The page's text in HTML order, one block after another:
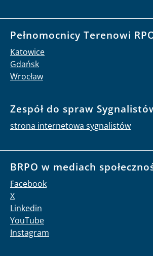
Pełnomocnicy Terenowi
Katowice
Gdańsk
Wrocław
Zespół do spraw
strona internetowa sygnalistów
BRPO w mediach
Facebook
X
Linkedin
YouTube
Instagram